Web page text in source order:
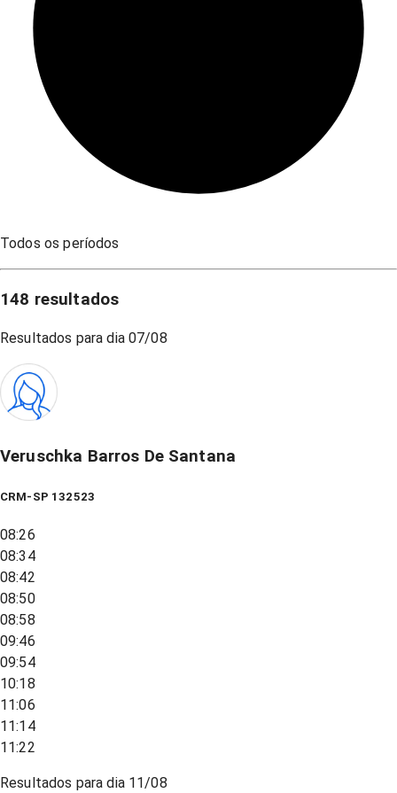
Todos os períodos
148 resultados
Resultados para dia07/08
Veruschka Barros De Santana
CRM-SP 132523
08:26
08:34
08:42
08:50
08:58
09:46
09:54
10:18
11:06
11:14
11:22
Resultados para dia 11/08